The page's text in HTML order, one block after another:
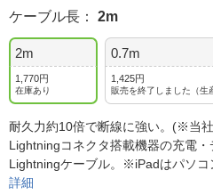
ケーブル長 ： 2m
2m
1,770円
在庫あり
0.7m
1,425円
販売を終了しました（生
耐久力約10倍で断線に強い。(※当
Lightningコネクタ搭載機器の充電・
Lightningケーブル。※iPadはパソ
詳細